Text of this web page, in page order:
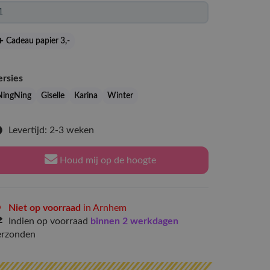
Cadeau papier 3,-
Giselle Karina Winter
Levertijd: 2-3 weken
Houd mij op de hoogte
Niet op voorraad in Arnhem
Indien op voorraad binnen 2 werkdagen